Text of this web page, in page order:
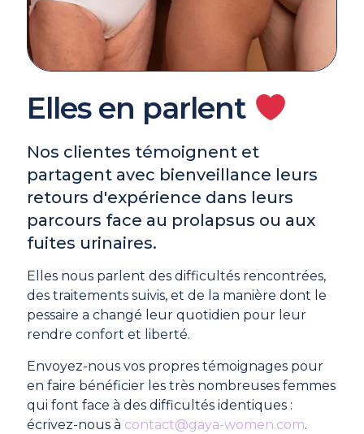
Elles en parlent
Nos clientes témoignent et
partagent avec bienveillance leurs
retours d'expérience dans leurs
parcours face au prolapsus ou aux
fuites urinaires.
Elles nous parlent des difficultés rencontrées,
des traitements suivis, et de la manière dont le
pessaire a changé leur quotidien pour leur
rendre confort et liberté.
Envoyez-nous vos propres témoignages pour
en faire bénéficier les très nombreuses femmes
qui font face à des difficultés identiques :
écrivez-nous à contact@gaya-women.com.